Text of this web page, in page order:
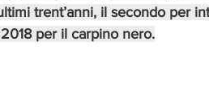
trent’anni, il secondo per
per il carpino nero.